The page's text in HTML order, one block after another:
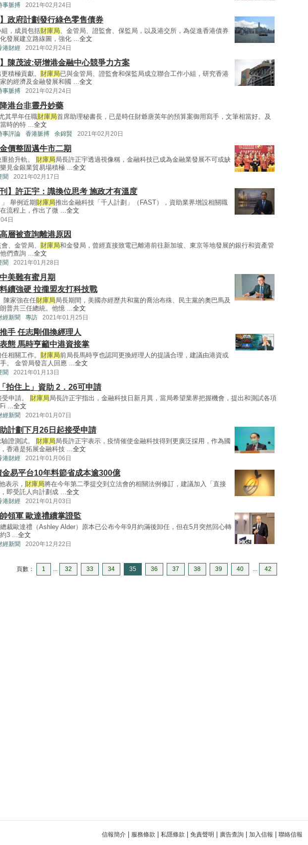
事脈搏 2021年02月24日
】政府計劃發行綠色零售債券
，成員包括財庫局、金管局、證監會、保監局，以及港交所，為促進香港債券
發展建立路線圖，強化 ...全文
港財經 2021年02月24日
】陳茂波:研增港金融中心競爭力方案
積極貢獻。 財庫局已與金管局、證監會和保監局成立聯合工作小組，研究香港
的經濟及金融發展和國 ...全文
事脈搏 2021年02月24日
港台非靈丹妙藥
其早年任職財庫局首席助理秘書長，已是時任財爺唐英年的預算案御用寫手，文筆相當好。及
時的特 ...全文
事評論 香港脈搏 余錦賢 2021年02月20日
價整固邁牛市二期
拾升軌。 財庫局局長許正宇透過視像稱，金融科技已成為金融業發展不可或缺
見金銀業貿易場積極 ...全文
聞 2021年02月17日
刊】許正宇：識換位思考 施政才有溫度
舉例近期財庫局推出金融科技「千人計劃」（FAST），資助業界增設相關職
流程上，作出了微 ...全文
日
層被查詢離港原因
、金管局、 財庫局和金發局，曾經直接致電已離港前往新加坡、東京等地發展的銀行和資產管
們查詢 ...全文
聞 2021年01月28日
美難有蜜月期
續強硬 拉攏盟友打科技戰
陳家強在任財庫局局長期間，美國亦經歷共和黨的喬治布殊、民主黨的奧巴馬及
普共三任總統。他憶 ...全文
經新聞 專訪 2021年01月25日
手 任志剛倡換經理人
態 馬時亨籲中港資接掌
相關工作。 財庫局前局長馬時亨也認同更換經理人的提議合理，建議由港資或
。 金管局發言人回應 ...全文
聞 2021年01月13日
拍住上」資助 2．26可申請
申請。 財庫局局長許正宇指出，金融科技日新月異，當局希望業界把握機會，提出和測試各項
...全文
經新聞 2021年01月07日
計劃下月26日起接受申請
證測試。 財庫局局長許正宇表示，疫情催使金融科技得到更廣泛採用，作為國
香港是拓展金融科技 ...全文
港財經 2021年01月06日
易平台10年料節省成本逾300億
表示， 財庫局將在今年第二季提交到立法會的相關法例修訂，建議加入「直接
即受託人向計劃成 ...全文
港財經 2021年01月03日
領軍 歐達禮續掌證監
裁歐達禮（Ashley Alder）原本已公布今年9月約滿後卸任，但在5月突然回心轉
3 ...全文
經新聞 2020年12月22日
頁數： 1 ... 32 33 34 35 36 37 38 39 40 ... 42
信報簡介 服務條款 私隱條款 免責聲明 廣告查詢 加入信報 聯絡信報